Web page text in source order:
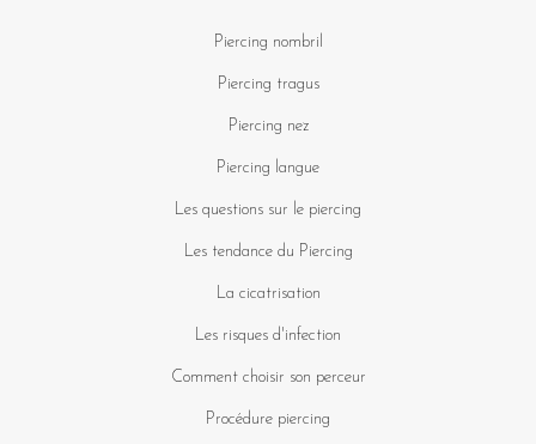
Piercing nombril
Piercing tragus
Piercing nez
Piercing langue
Les questions sur le piercing
Les tendance du Piercing
La cicatrisation
Les risques d'infection
Comment choisir son perceur
Procédure piercing